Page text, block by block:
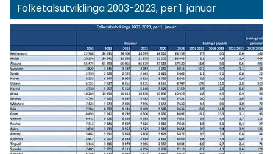
Folketalsutviklinga 2003-2023, per 1. januar
Klikk for
forhåndsvisning